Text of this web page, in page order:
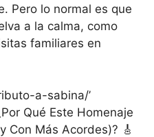
Pero lo normal es que
a la calma, como
familiares en
a-sabina/’
Qué Este Homenaje
Con Más Acordes)? 🎸